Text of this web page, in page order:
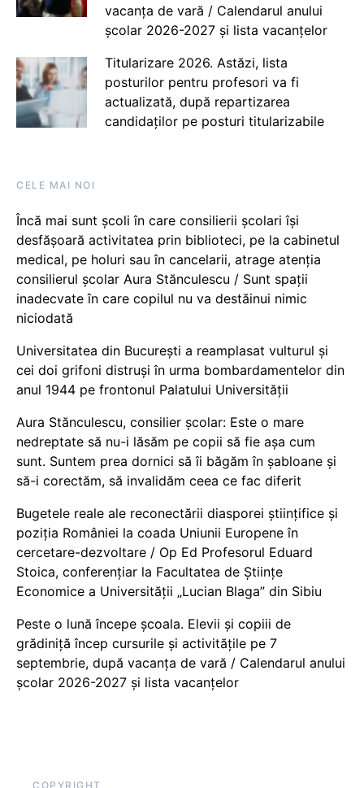
vacanța de vară / Calendarul anului
școlar 2026-2027 și lista vacanțelor
Titularizare 2026. Astăzi, lista
posturilor pentru profesori va fi
actualizată, după repartizarea
candidaților pe posturi titularizabile
CELE MAI NOI
Încă mai sunt școli în care consilierii școlari își
desfășoară activitatea prin biblioteci, pe la cabinetul
medical, pe holuri sau în cancelarii, atrage atenția
consilierul școlar Aura Stănculescu / Sunt spații
inadecvate în care copilul nu va destăinui nimic
niciodată
Universitatea din București a reamplasat vulturul și
cei doi grifoni distruși în urma bombardamentelor din
anul 1944 pe frontonul Palatului Universității
Aura Stănculescu, consilier școlar: Este o mare
nedreptate să nu-i lăsăm pe copii să fie așa cum
sunt. Suntem prea dornici să îi băgăm în șabloane și
să-i corectăm, să invalidăm ceea ce fac diferit
Bugetele reale ale reconectării diasporei științifice și
poziția României la coada Uniunii Europene în
cercetare-dezvoltare / Op Ed Profesorul Eduard
Stoica, conferențiar la Facultatea de Științe
Economice a Universității „Lucian Blaga” din Sibiu
Peste o lună începe școala. Elevii și copiii de
grădiniță încep cursurile și activitățile pe 7
septembrie, după vacanța de vară / Calendarul anului
școlar 2026-2027 și lista vacanțelor
COPYRIGHT